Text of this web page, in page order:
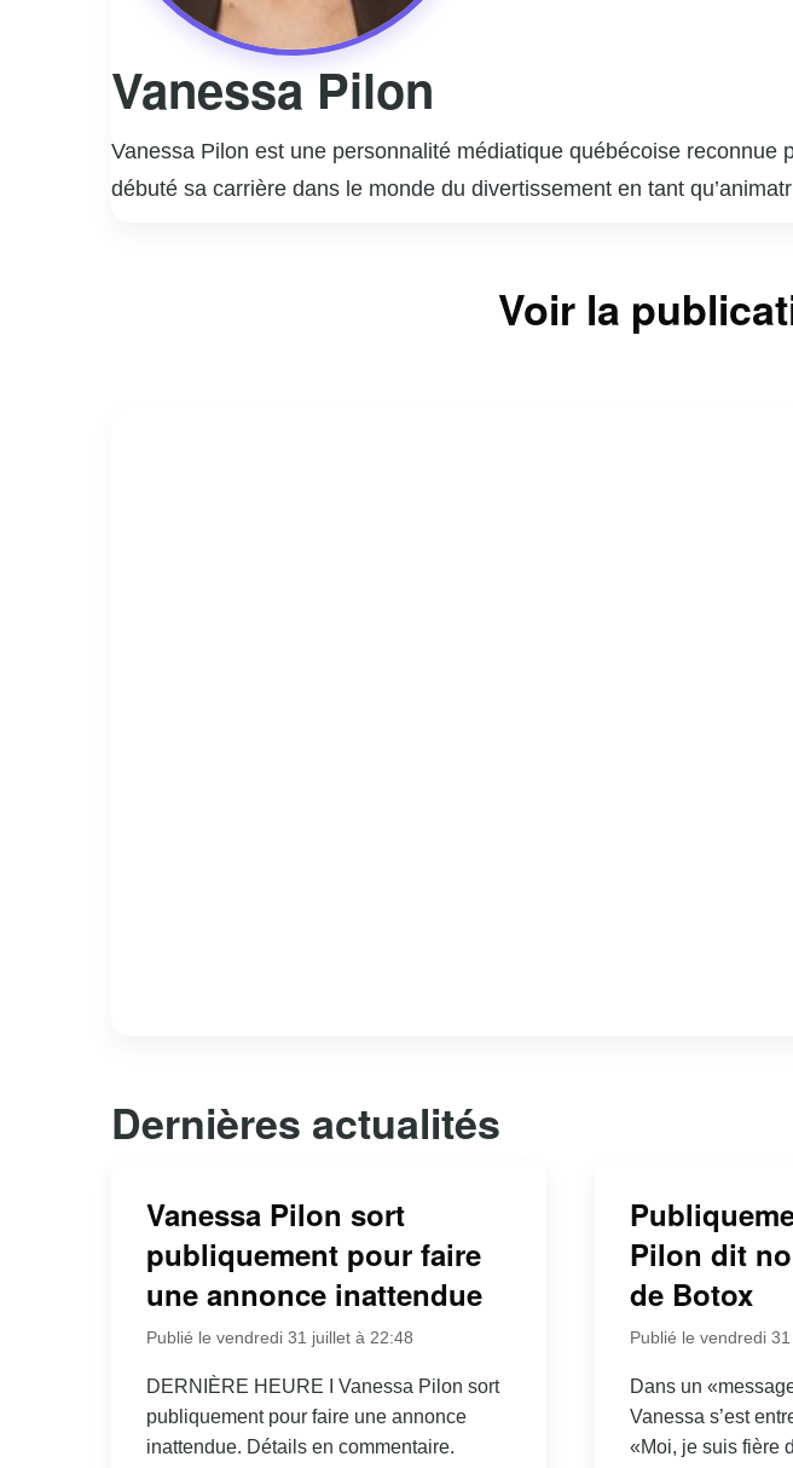
Vanessa Pilon
Vanessa Pilon est une personnalité médiatique québécoise
débuté sa carrière dans le monde du divertissement en tant
son énergie contagieuse et sa passion pour la culture pop. En plus
Voir la
Dernières actualités
Vanessa Pilon sort
publiquement pour faire
une annonce inattendue
Publié le vendredi 31 juillet à 22:48
DERNIÈRE HEURE I Vanessa Pilon sort
publiquement pour faire une annonce
inattendue. Détails en commentaire.
Pilon dit
de Botox
Publié le vendredi
Dans un
Vanessa s’est
«Moi, je suis fière